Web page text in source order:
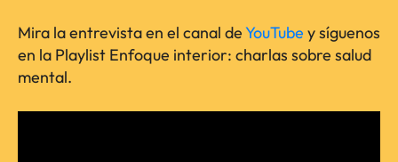
Mira la entrevista en el canal deYouTube y síguenos
en la Playlist Enfoque interior: charlas sobre salud
mental.